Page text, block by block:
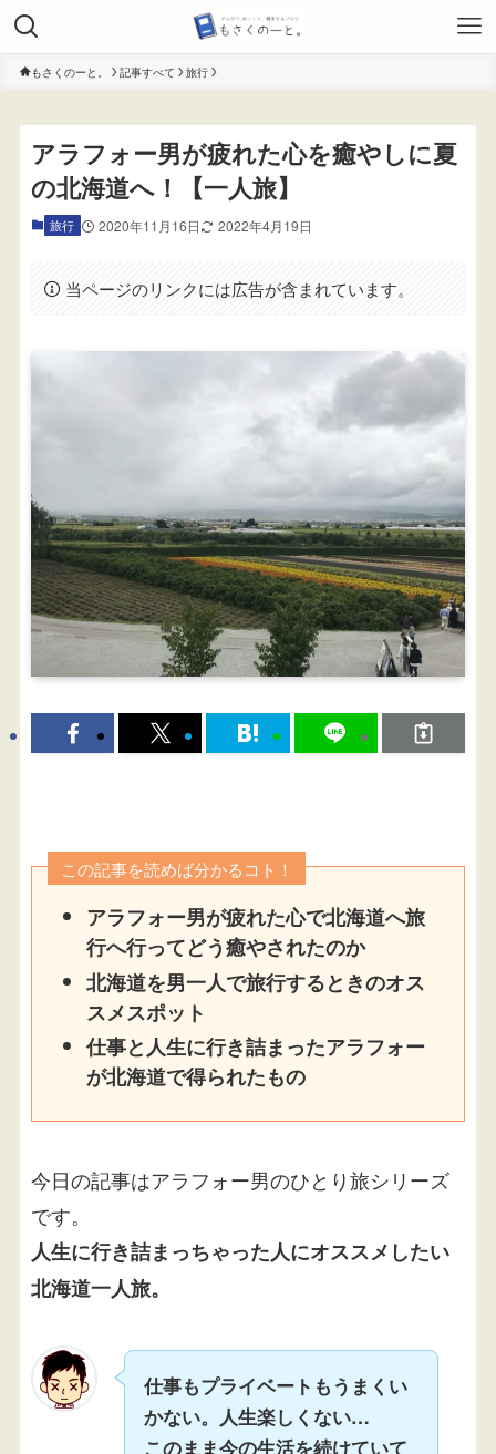
もさくのーと。 記事すべて 旅行
アラフォー男が疲れた心を癒やしに夏
の北海道へ！【一人旅】
旅行 2020年11月16日 2022年4月19日
当ページのリンクには広告が含まれています。
この記事を読めば分かるコト！
アラフォー男が疲れた心で北海道へ旅
行へ行ってどう癒やされたのか
北海道を男一人で旅行するときのオス
スメスポット
仕事と人生に行き詰まったアラフォー
が北海道で得られたもの
今日の記事はアラフォー男のひとり旅シリーズ
です。
人生に行き詰まっちゃった人にオススメしたい
北海道一人旅。
仕事もプライベートもうまくい
かない。人生楽しくない…
このまま今の生活を続けていて